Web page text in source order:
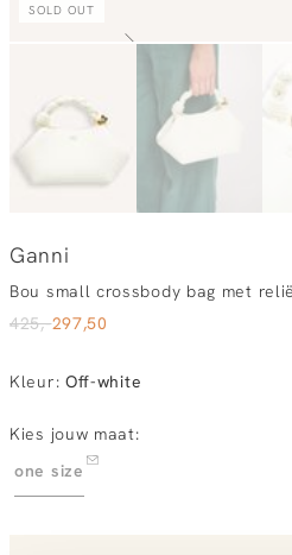
SOLD OUT
Ganni
Bou small crossbody bag met
425,-297,50
Kleur: Off-white
Kies jouw maat:
one size